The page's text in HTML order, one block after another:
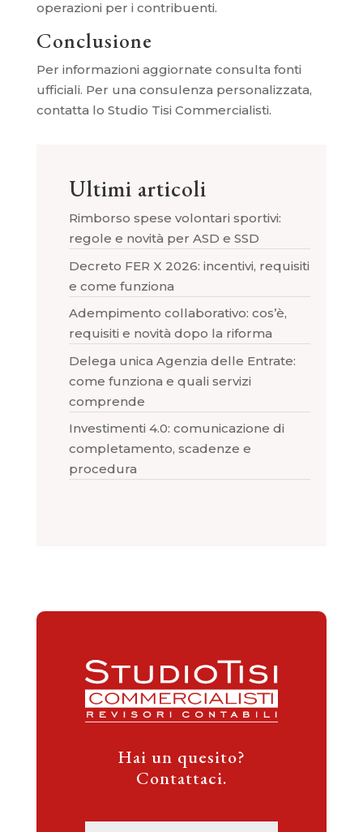
operazioni per i contribuenti.
Conclusione
Per informazioni aggiornate consulta fonti
ufficiali. Per una consulenza personalizzata,
contatta lo Studio Tisi Commercialisti.
Ultimi articoli
Rimborso spese volontari sportivi:
regole e novità per ASD e SSD
Decreto FER X 2026: incentivi, requisiti
e come funziona
Adempimento collaborativo: cos’è,
requisiti e novità dopo la riforma
Delega unica Agenzia delle Entrate:
come funziona e quali servizi
comprende
Investimenti 4.0: comunicazione di
completamento, scadenze e
procedura
Hai un quesito?
Contattaci.